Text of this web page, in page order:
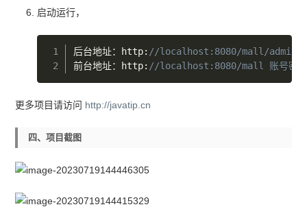
启动运行，
后台地址：http: //localhost:8080/mall/admin/
前台地址：http: //localhost:8080/mall 账号密
更多项目请访问 http://javatip.cn
四、项目截图